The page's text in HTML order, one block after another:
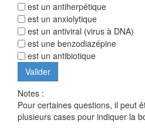
est un antiherpétique
est un anxiolytique
est un antiviral (virus à DNA)
est une benzodiazépine
est un antibiotique
Notes :
Pour certaines questions, il peut
plusieurs cases pour indiquer la